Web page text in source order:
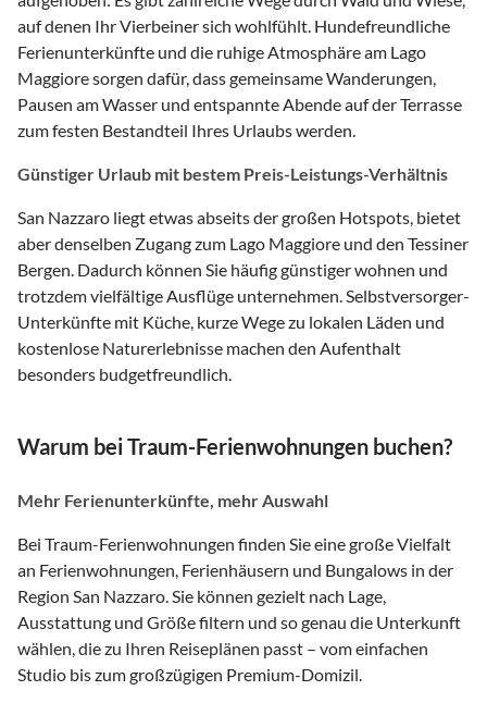
auf denen Ihr Vierbeiner sich wohlfühlt. Hundefreundliche
Ferienunterkünfte und die ruhige Atmosphäre am Lago
Maggiore sorgen dafür, dass gemeinsame Wanderungen,
Pausen am Wasser und entspannte Abende auf der Terrasse
zum festen Bestandteil Ihres Urlaubs werden.
Günstiger Urlaub mit bestem Preis-Leistungs-Verhältnis
San Nazzaro liegt etwas abseits der großen Hotspots, bietet
aber denselben Zugang zum Lago Maggiore und den Tessiner
Bergen. Dadurch können Sie häufig günstiger wohnen und
trotzdem vielfältige Ausflüge unternehmen. Selbstversorger-
Unterkünfte mit Küche, kurze Wege zu lokalen Läden und
kostenlose Naturerlebnisse machen den Aufenthalt
besonders budgetfreundlich.
Warum bei Traum-Ferienwohnungen buchen?
Mehr Ferienunterkünfte, mehr Auswahl
Bei Traum-Ferienwohnungen finden Sie eine große Vielfalt
an Ferienwohnungen, Ferienhäusern und Bungalows in der
Region San Nazzaro. Sie können gezielt nach Lage,
Ausstattung und Größe filtern und so genau die Unterkunft
wählen, die zu Ihren Reiseplänen passt – vom einfachen
Studio bis zum großzügigen Premium-Domizil.